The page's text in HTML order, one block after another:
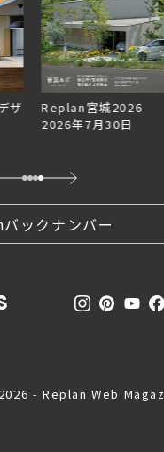
ザ
Replan宮城2026
2026年7月30日
ックナンバー
- Replan Web